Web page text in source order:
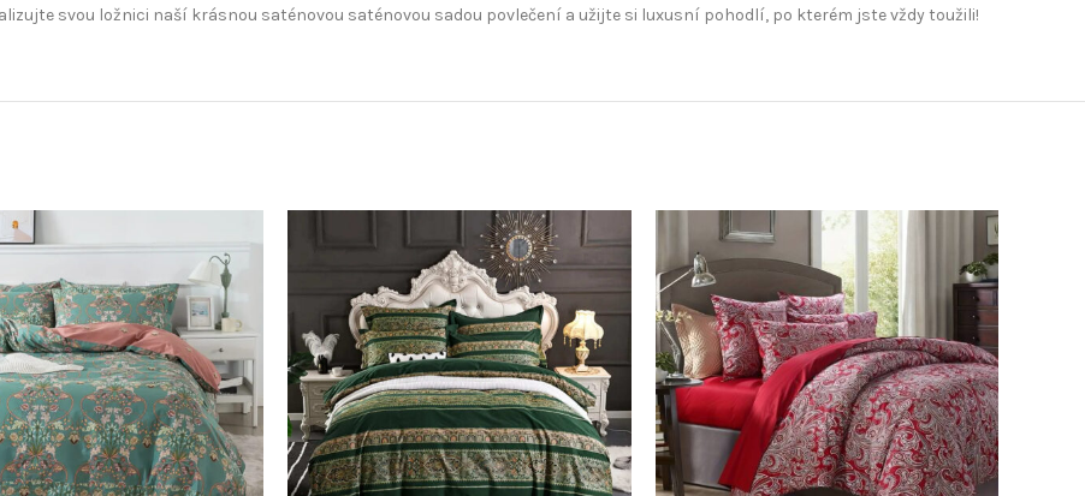
svou ložnici naší krásnou saténovou saténovou sadou povlečení a užijte si luxusní pohodlí, po kterém jste vždy toužili!